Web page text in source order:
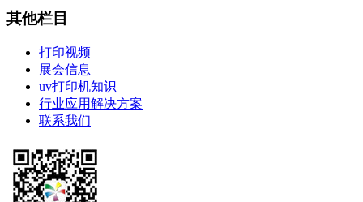
其他栏目
打印视频
展会信息
uv打印机知识
行业应用解决方案
联系我们